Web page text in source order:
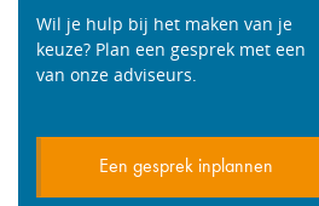
Wil je hulp bij het maken van je
keuze? Plan een gesprek met een
van onze adviseurs.
Een gesprek inplannen